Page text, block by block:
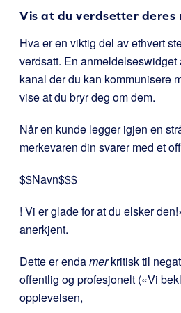
Vis at du verdsetter deres
Hva er en viktig del av ethvert
verdsatt. En
kanal der du kan kommunisere
vise at du bryr deg om dem.
Når en kunde legger igjen en
merkevaren din svarer med et
$$Navn$$$
! Vi er glade for at du elsker
anerkjent.
Dette er endamerkritisk til
offentlig og profesjonelt («Vi
opplevelsen,